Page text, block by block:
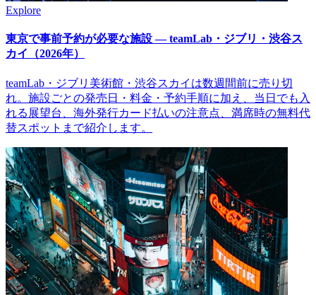
Explore
東京で事前予約が必要な施設 — teamLab・ジブリ・渋谷ス
カイ（2026年）
teamLab・ジブリ美術館・渋谷スカイは数週間前に売り切
れ。施設ごとの発売日・料金・予約手順に加え、当日でも入
れる展望台、海外発行カード払いの注意点、満席時の無料代
替スポットまで紹介します。